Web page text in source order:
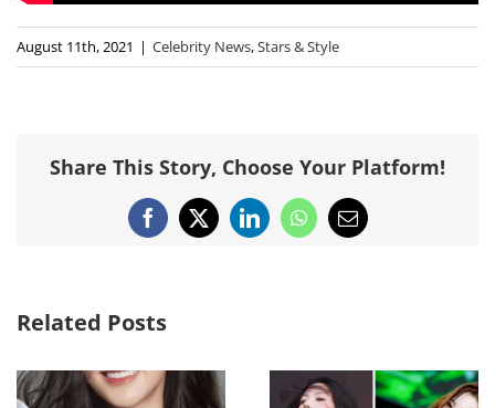
August 11th, 2021 | Celebrity News,Stars & Style
Share This Story, Choose Your Platform!
Facebook
X LinkedInWhatsApp
Email
Related Posts